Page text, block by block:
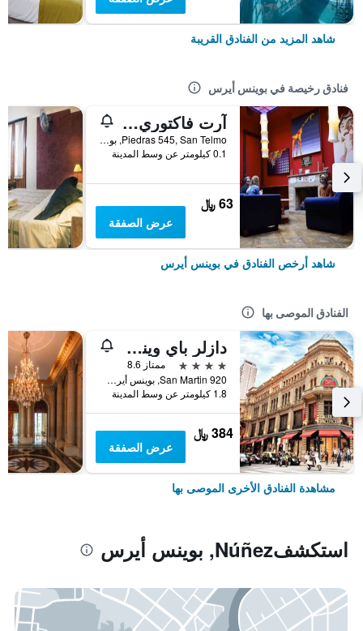
شاهد المزيد من الفنادق القريبة
فنادق رخيصة في بوينس أيرس
آرت فاكتوري سان تيلمو
Piedras 545, San Telmo, بوينس أيرس, Capital Federal District, الأرجنتين
0.1 كيلومتر عن وسط المدينة
63 ﷼
عرض الصفقة
شاهد أرخص الفنادق في بوينس أيرس
الفنادق الموصى بها
دازلر باي ويندام بوينوس أيريس سان مارتين
4 نجوم
ممتاز 8.6
San Martin 920, بوينس أيرس, Capital Federal District, الأرجنتين
1.8 كيلومتر عن وسط المدينة
384 ﷼
عرض الصفقة
مشاهدة الفنادق الأخرى الموصى بها
استكشفNúñez, بوينس أيرس